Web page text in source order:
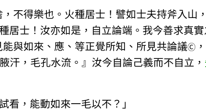
不得樂也。火種居士！譬如士夫持斧入山
居士！汝亦如是，自立論端。我今善求真
與如來、應、等正覺所知、所見共論議Ⓒ
汗，毛孔水流。』汝今自論己義而不自立，
看，能動如來一毛以不？」